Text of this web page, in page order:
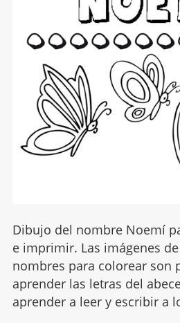
Dibujo del nombre Noemí
e imprimir. Las imágenes
nombres para colorear son
aprender las letras del
aprender a leer y escribir a